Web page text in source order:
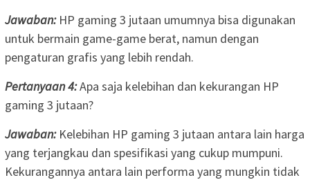
Jawaban:HP gaming 3 jutaan umumnya bisa digunakan
untuk bermain game-game berat, namun dengan
pengaturan grafis yang lebih rendah.
Pertanyaan 4:Apa saja kelebihan dan kekurangan HP
gaming 3 jutaan?
Jawaban:Kelebihan HP gaming 3 jutaan antara lain harga
yang terjangkau dan spesifikasi yang cukup mumpuni.
Kekurangannya antara lain performa yang mungkin tidak